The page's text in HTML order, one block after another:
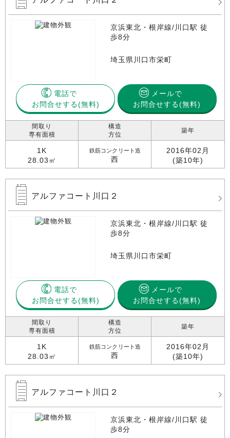
京浜東北・根岸線/川口駅 徒
歩8分
埼玉県川口市栄町
電話で
お問合せする
メールで
お問合せする(無料)
間取り
専有面積
1K
28.03㎡
構造
方位
鉄筋コンクリート造
西
築年
2016年02月
(築10年)
アルファコート川口２
京浜東北・根岸線/川口駅 徒
歩8分
埼玉県川口市栄町
電話で
お問合せする
メールで
お問合せする(無料)
間取り
専有面積
1K
28.03㎡
構造
方位
鉄筋コンクリート造
西
築年
2016年02月
(築10年)
アルファコート川口２
京浜東北・根岸線/川口駅 徒
歩8分